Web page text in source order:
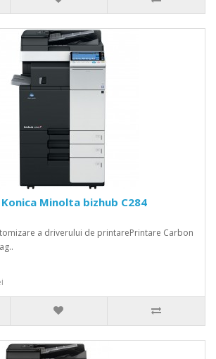
Minolta bizhub C284
a driverului de printarePrintare Carbon